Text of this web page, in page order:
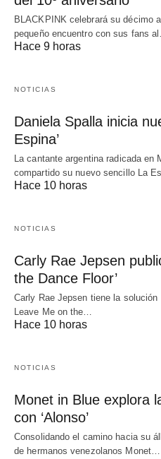
BLACKPINK celebrará su décimo
pequeño encuentro con sus fans
Hace 9 horas
NOTICIAS
Daniela Spalla inicia
Espina’
La cantante argentina radicada en
compartido su nuevo sencillo La
Hace 10 horas
NOTICIAS
Carly Rae Jepsen
the Dance Floor’
Carly Rae Jepsen tiene la
Leave Me on the…
Hace 10 horas
NOTICIAS
Monet in Blue explora
con ‘Alonso’
Consolidando el camino hacia su
de hermanos venezolanos Monet…